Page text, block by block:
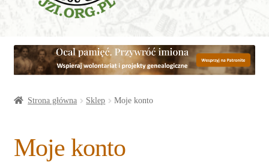
Wspieraj
Parafie
Artykuły
Strona główna Sklep Moje konto
Moje konto